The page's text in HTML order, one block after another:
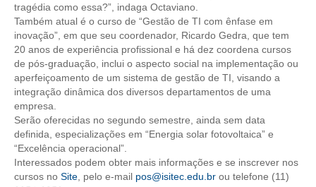
CONTATO
CADASTRO
ASSOCIE-SE
ATUALIZAÇÃO CADASTRAL
NÚCLEO JOVEM
tragédia como essa?”, indaga Octaviano.
Também atual é o curso de “Gestão de TI com ênfase em
inovação”, em que seu coordenador, Ricardo Gedra, que tem
20 anos de experiência profissional e há dez coordena cursos
de pós-graduação, inclui o aspecto social na implementação ou
aperfeiçoamento de um sistema de gestão de TI, visando a
integração dinâmica dos diversos departamentos de uma
empresa.
Serão oferecidas no segundo semestre, ainda sem data
definida, especializações em “Energia solar fotovoltaica” e
“Excelência operacional”.
Interessados podem obter mais informações e se inscrever nos
cursos no Site , pelo e-mail pos@isitec.edu.br ou telefone (11)